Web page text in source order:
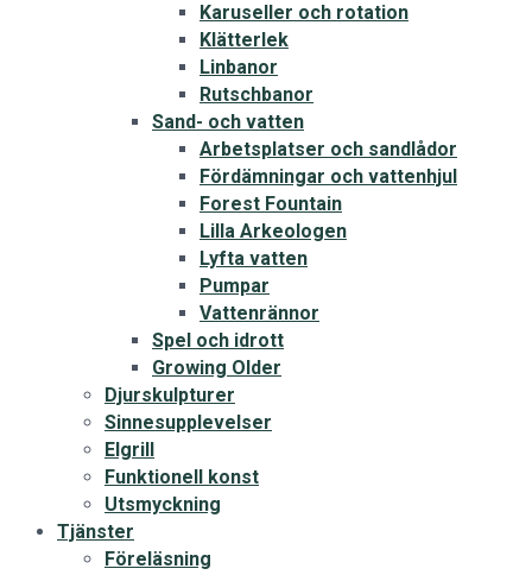
Karuseller och rotation
Klätterlek
Linbanor
Rutschbanor
Sand- och vatten
Arbetsplatser och sandlådor
Fördämningar och vattenhjul
Forest Fountain
Lilla Arkeologen
Lyfta vatten
Pumpar
Vattenrännor
Spel och idrott
Growing Older
Djurskulpturer
Sinnesupplevelser
Elgrill
Funktionell konst
Utsmyckning
Tjänster
Föreläsning